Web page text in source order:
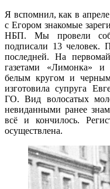
Я вспомнил, как в
с Егором знакомые
НБП. Мы провели
подписали 13 человек.
последней. На
газетами «Лимонка»
белым кругом и
изготовила супруга
ГО. Вид волосатых
невиданными ранее
всё и кончилось.
осуществлена.